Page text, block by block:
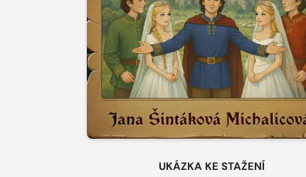
UKÁZKA KE STAŽENÍ